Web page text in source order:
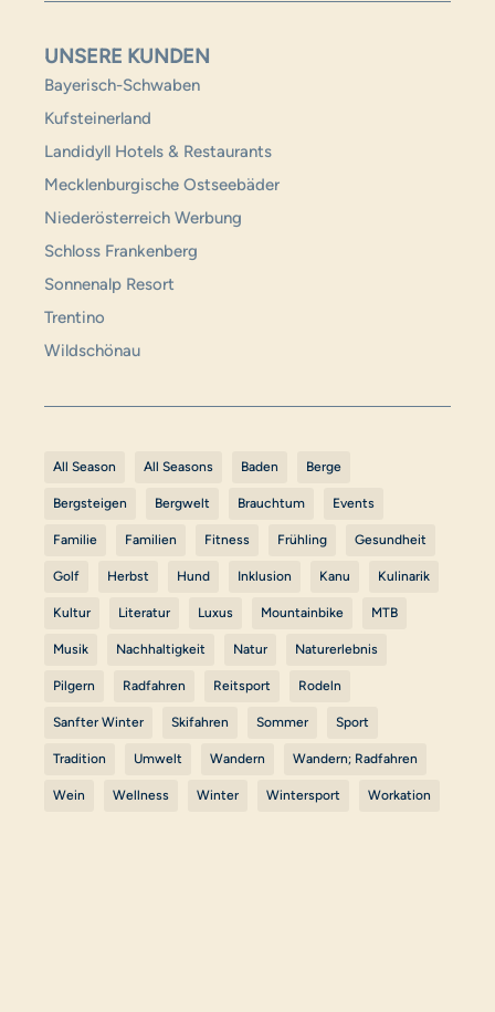
UNSERE KUNDEN
Bayerisch-Schwaben
Kufsteinerland
Landidyll Hotels & Restaurants
Mecklenburgische Ostseebäder
Niederösterreich Werbung
Schloss Frankenberg
Sonnenalp Resort
Trentino
Wildschönau
All Season All Seasons Baden Berge
Bergsteigen Bergwelt Brauchtum Events
Familie Familien Fitness Frühling Gesundheit
Golf Herbst Hund Inklusion Kanu Kulinarik
Kultur Literatur Luxus Mountainbike MTB
Musik Nachhaltigkeit Natur Naturerlebnis
Pilgern Radfahren Reitsport Rodeln
Sanfter Winter Skifahren Sommer Sport
Tradition Umwelt Wandern Wandern; Radfahren
Wein Wellness Winter Wintersport Workation